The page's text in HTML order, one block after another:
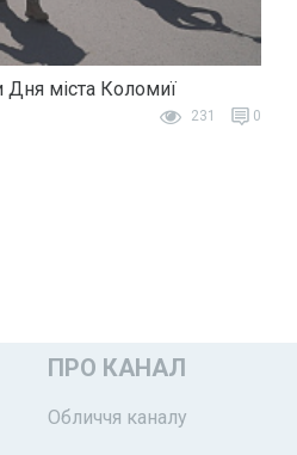
Дня міста Коломиї
231 0
ПРО КАНАЛ
Обличчя каналу